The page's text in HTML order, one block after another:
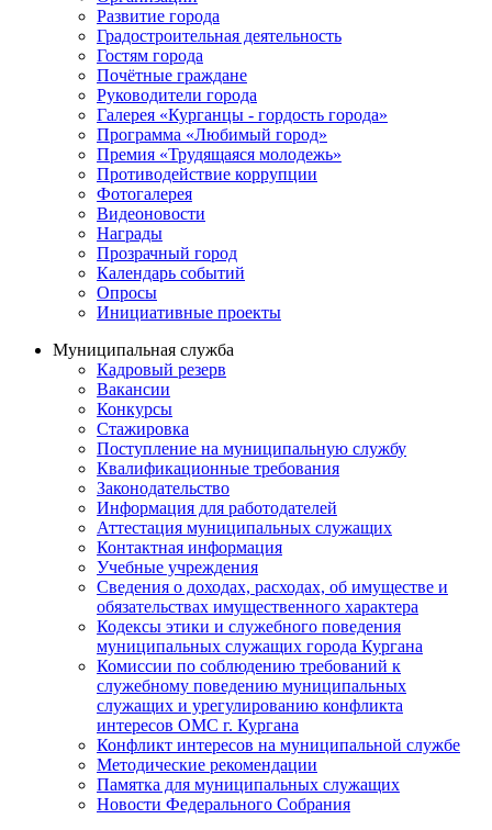
Развитие города
Градостроительная деятельность
Гостям города
Почётные граждане
Руководители города
Галерея «Курганцы - гордость города»
Программа «Любимый город»
Премия «Трудящаяся молодежь»
Противодействие коррупции
Фотогалерея
Видеоновости
Награды
Прозрачный город
Календарь событий
Опросы
Инициативные проекты
Муниципальная служба
Кадровый резерв
Вакансии
Конкурсы
Стажировка
Поступление на муниципальную службу
Квалификационные требования
Законодательство
Информация для работодателей
Аттестация муниципальных служащих
Контактная информация
Учебные учреждения
Сведения о доходах, расходах, об имуществе и
обязательствах имущественного характера
Кодексы этики и служебного поведения
муниципальных служащих города Кургана
Комиссии по соблюдению требований к
служебному поведению муниципальных
служащих и урегулированию конфликта
интересов ОМС г. Кургана
Конфликт интересов на муниципальной службе
Методические рекомендации
Памятка для муниципальных служащих
Новости Федерального Cобрания